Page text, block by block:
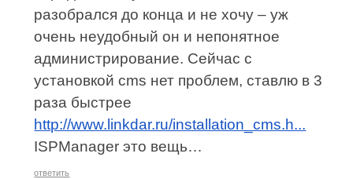
разобрался до конца и не хочу – уж
очень неудобный он и непонятное
администрирование. Сейчас с
установкой cms нет проблем, ставлю в 3
раза быстрее
http://www.linkdar.ru/installation_cms.h...
ISPManager это вещь…
ответить